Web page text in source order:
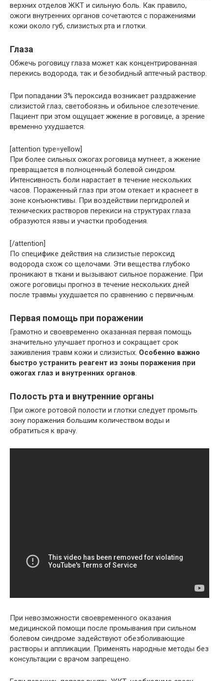
верхних отделов ЖКТ и сильную боль. Как правило,
ожоги внутренних органов сочетаются с поражениями
кожи около губ, слизистых рта и глотки.
Глаза
Обжечь роговицу глаза может как концентрированная
перекись водорода, так и безобидный аптечный раствор.
При попадании 3% пероксида возникает раздражение
слизистой глаз, светобоязнь и обильное слезотечение.
Пациент при этом ощущает жжение в роговице, а зрение
временно ухудшается.
[attention type=yellow]
При более сильных ожогах роговица мутнеет, а жжение
превращается в полноценный болевой синдром.
Интенсивность боли нарастает в течение нескольких
часов. Пораженный глаз при этом отекает и краснеет в
зоне конъюнктивы. При воздействии пергидролей и
технических растворов перекиси на структурах глаза
образуются язвы и участки прободения.
[/attention]
По специфике действия на слизистые пероксид
водорода схож со щелочами. Эти вещества глубоко
проникают в ткани и вызывают сильное поражение. При
ожоге роговицы прогноз в течение нескольких дней
после травмы ухудшается по сравнению с первичным.
Первая помощь при поражении
Грамотно и своевременно оказанная первая помощь
значительно улучшает прогноз и сокращает срок
заживления травм кожи и слизистых. Особенно важно
быстро устранить реагент из зоны поражения при
ожогах глаз и внутренних органов
Полость рта и внутренние органы
При ожоге ротовой полости и глотки следует промыть
зону поражения большим количеством воды и
обратиться к врачу.
При невозможности своевременного оказания
медицинской помощи после промывания при сильном
болевом синдроме задействуют обезболивающие
растворы и аппликации. Применять народные методы без
консультации с врачом запрещено.